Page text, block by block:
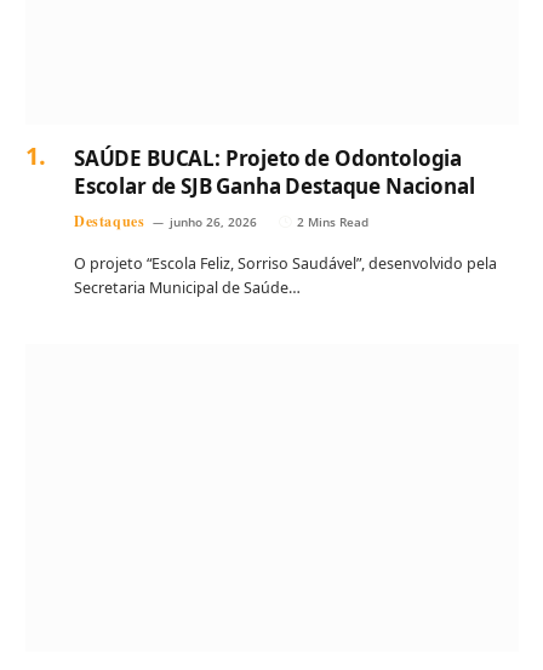
SAÚDE BUCAL: Projeto de Odontologia
Escolar de SJB Ganha Destaque Nacional
Destaques junho 26, 2026 2 Mins Read
O projeto “Escola Feliz, Sorriso Saudável”, desenvolvido pela
Secretaria Municipal de Saúde…